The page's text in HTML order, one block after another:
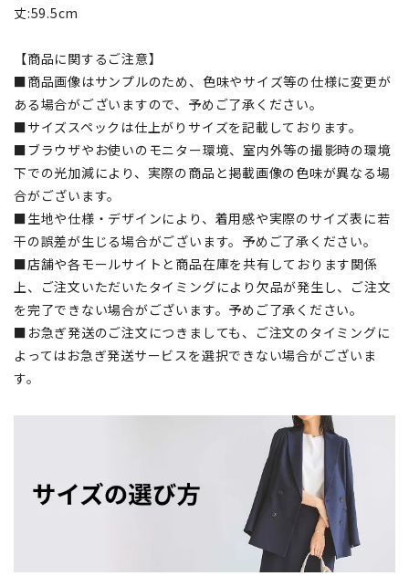
丈:59.5cm
【商品に関するご注意】
■商品画像はサンプルのため、色味やサイズ等の仕様に変更が
ある場合がございますので、予めご了承ください。
■サイズスペックは仕上がりサイズを記載しております。
■ブラウザやお使いのモニター環境、室内外等の撮影時の環境
下での光加減により、実際の商品と掲載画像の色味が異なる場
合がございます。
■生地や仕様・デザインにより、着用感や実際のサイズ表に若
干の誤差が生じる場合がございます。予めご了承ください。
■店舗や各モールサイトと商品在庫を共有しております関係
上、ご注文いただいたタイミングにより欠品が発生し、ご注文
を完了できない場合がございます。予めご了承ください。
■お急ぎ発送のご注文につきましても、ご注文のタイミングに
よってはお急ぎ発送サービスを選択できない場合がございま
す。